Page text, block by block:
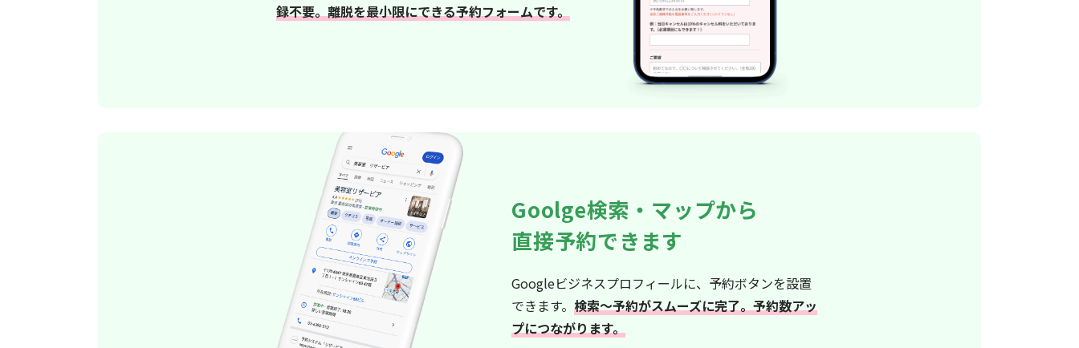
録不要。離脱を最小限にできる予約フォームです。
Goolge検索・マップから
直接予約できます
Googleビジネスプロフィールに、予約ボタンを設置
できます。 検索〜予約がスムーズに完了。予約数アッ
プにつながります。